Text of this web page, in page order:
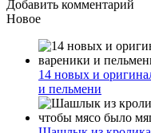
Добавить комментарий
Новое
14 новых и
и пельмени